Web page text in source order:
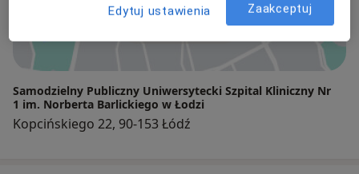
Powiększ mapę
Samodzielny Publiczny Uniwersytecki Szpital Kliniczny Nr
1 im. Norberta Barlickiego w Łodzi
Kopcińskiego 22, 90-153 Łódź
Edytuj ustawienia Zaakceptuj